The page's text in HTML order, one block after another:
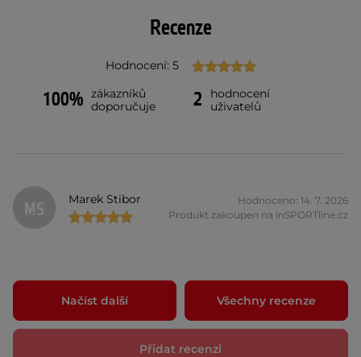
Recenze
Hodnocení: 5
100% zákazníků
doporučuje
2
hodnocení
uživatelů
MS Marek Stibor
Hodnoceno: 14. 7. 2026
Produkt zakoupen na inSPORTline.cz
Načíst další Všechny recenze
Přidat recenzi